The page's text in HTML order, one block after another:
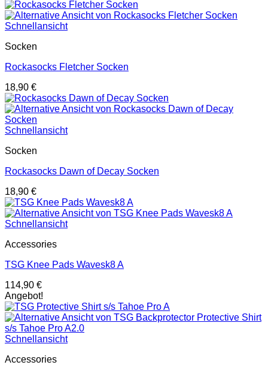
Schnellansicht
Socken
Rockasocks Fletcher Socken
18,90 €
Schnellansicht
Socken
Rockasocks Dawn of Decay Socken
18,90 €
Schnellansicht
Accessories
TSG Knee Pads Wavesk8 A
114,90 €
Angebot!
Schnellansicht
Accessories